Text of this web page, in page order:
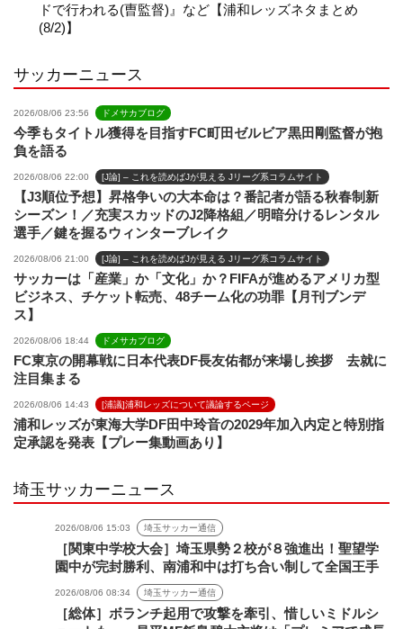
ドで行われる(曺監督)』など【浦和レッズネタまとめ
(8/2)】
サッカーニュース
2026/08/06 23:56 ドメサカブログ
今季もタイトル獲得を目指すFC町田ゼルビア黒田剛監督が抱
負を語る
2026/08/06 22:00 [J論] – これを読めばJが見える Jリーグ系コラムサイト
【J3順位予想】昇格争いの大本命は？番記者が語る秋春制新
シーズン！／充実スカッドのJ2降格組／明暗分けるレンタル
選手／鍵を握るウィンターブレイク
2026/08/06 21:00 [J論] – これを読めばJが見える Jリーグ系コラムサイト
サッカーは「産業」か「文化」か？FIFAが進めるアメリカ型
ビジネス、チケット転売、48チーム化の功罪【月刊ブンデ
ス】
2026/08/06 18:44 ドメサカブログ
FC東京の開幕戦に日本代表DF長友佑都が来場し挨拶 去就に
注目集まる
2026/08/06 14:43 [浦議]浦和レッズについて議論するページ
浦和レッズが東海大学DF田中玲音の2029年加入内定と特別指
定承認を発表【プレー集動画あり】
埼玉サッカーニュース
2026/08/06 15:03 埼玉サッカー通信
［関東中学校大会］埼玉県勢２校が８強進出！聖望学
園中が完封勝利、南浦和中は打ち合い制して全国王手
2026/08/06 08:34 埼玉サッカー通信
［総体］ボランチ起用で攻撃を牽引、惜しいミドルシ